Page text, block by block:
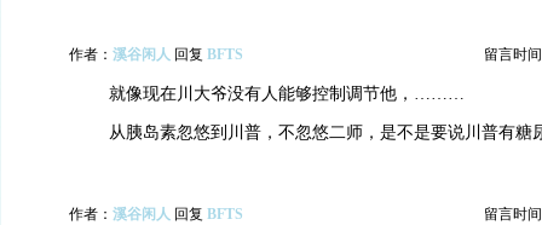
作者： 溪谷闲人 回复 BFTS 留言时
就像现在川大爷没有人能够控制调节他，………
从胰岛素忽悠到川普，不忽悠二师，是不是要说川普有糖
作者： 溪谷闲人 回复 BFTS 留言时